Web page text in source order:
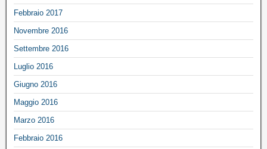
Febbraio 2017
Novembre 2016
Settembre 2016
Luglio 2016
Giugno 2016
Maggio 2016
Marzo 2016
Febbraio 2016